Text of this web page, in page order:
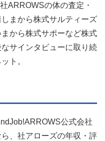
ARROWSの体の査定・
まから株式サルティーズ
から株式サポーなど株式
サインタビューに取り続
ト。
公式会社
、社アローズの年収・評